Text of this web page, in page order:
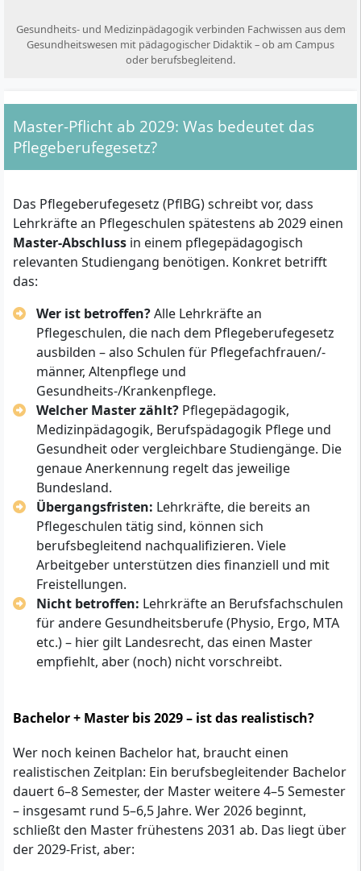
Gesundheits- und Medizinpädagogik verbinden Fachwissen aus dem
Gesundheitswesen mit pädagogischer Didaktik – ob am Campus
oder berufsbegleitend.
Master-Pflicht ab 2029: Was bedeutet das
Pflegeberufegesetz?
Das Pflegeberufegesetz (PflBG) schreibt vor, dass
Lehrkräfte an Pflegeschulen spätestens ab 2029 einen
Master-Abschluss in einem pflegepädagogisch
relevanten Studiengang benötigen. Konkret betrifft
das:
Wer ist betroffen?Alle Lehrkräfte an
Pflegeschulen, die nach dem Pflegeberufegesetz
ausbilden – also Schulen für Pflegefachfrauen/-
männer, Altenpflege und
Gesundheits-/Krankenpflege.
Welcher Master zählt?Pflegepädagogik,
Medizinpädagogik, Berufspädagogik Pflege und
Gesundheit oder vergleichbare Studiengänge. Die
genaue Anerkennung regelt das jeweilige
Bundesland.
Übergangsfristen: Lehrkräfte, die bereits an
Pflegeschulen tätig sind, können sich
berufsbegleitend nachqualifizieren. Viele
Arbeitgeber unterstützen dies finanziell und mit
Freistellungen.
Nicht betroffen: Lehrkräfte an Berufsfachschulen
für andere Gesundheitsberufe (Physio, Ergo, MTA
etc.) – hier gilt Landesrecht, das einen Master
empfiehlt, aber (noch) nicht vorschreibt.
Bachelor + Master bis 2029 – ist das realistisch?
Wer noch keinen Bachelor hat, braucht einen
realistischen Zeitplan: Ein berufsbegleitender Bachelor
dauert 6–8 Semester, der Master weitere 4–5 Semester
– insgesamt rund 5–6,5 Jahre. Wer 2026 beginnt,
schließt den Master frühestens 2031 ab. Das liegt über
der 2029-Frist, aber: